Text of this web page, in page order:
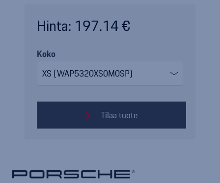
Hinta: 197.14 €
Koko
Tilaa tuote